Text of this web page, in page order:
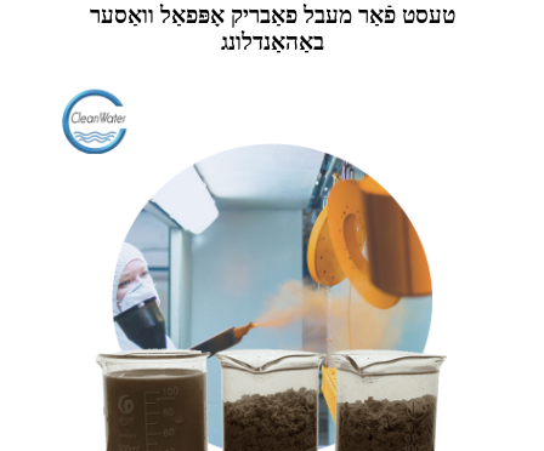
טעסט פֿאַר מעבל פאַבריק אָפּפאַל וואַסער
באַהאַנדלונג